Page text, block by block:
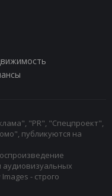
"PR", "Спецпроект",
публикуются на
аудиовизуальных
- строго